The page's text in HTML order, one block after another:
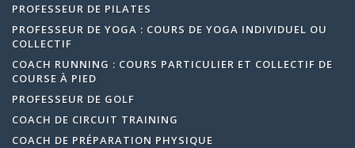
PROFESSEUR DE PILATES
PROFESSEUR DE YOGA : COURS DE YOGA INDIVIDUEL OU
COLLECTIF
COACH RUNNING : COURS PARTICULIER ET COLLECTIF DE
COURSE À PIED
PROFESSEUR DE GOLF
COACH DE CIRCUIT TRAINING
COACH DE PRÉPARATION PHYSIQUE